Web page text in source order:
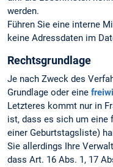
werden.
Führen Sie eine interne
keine Adressdaten im
Rechtsgrundlage
Je nach Zweck des
Grundlage oder eine
Letzteres kommt nur in
ist, dass es sich um eine
einer Geburtstagsliste)
Sie allerdings Ihre
dass Art. 16 Abs. 1, 17